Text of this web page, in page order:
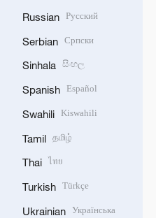
Russian Русский
Serbian Српски
Sinhala සිංහල
Spanish Español
Swahili Kiswahili
Tamil தமிழ்
Thai ไทย
Turkish Türkçe
Ukrainian Українська